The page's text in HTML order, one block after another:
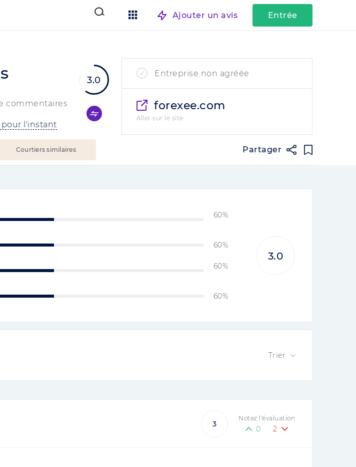
Ajouter un avis Entrée
commentaires
l'instant
3.0
Entreprise non agréée
forexee.com
Aller sur le site
Courtiers similaires Partager
60%
60%
60%
60%
3.0
Trier
3
Notez l'évaluation
0 2